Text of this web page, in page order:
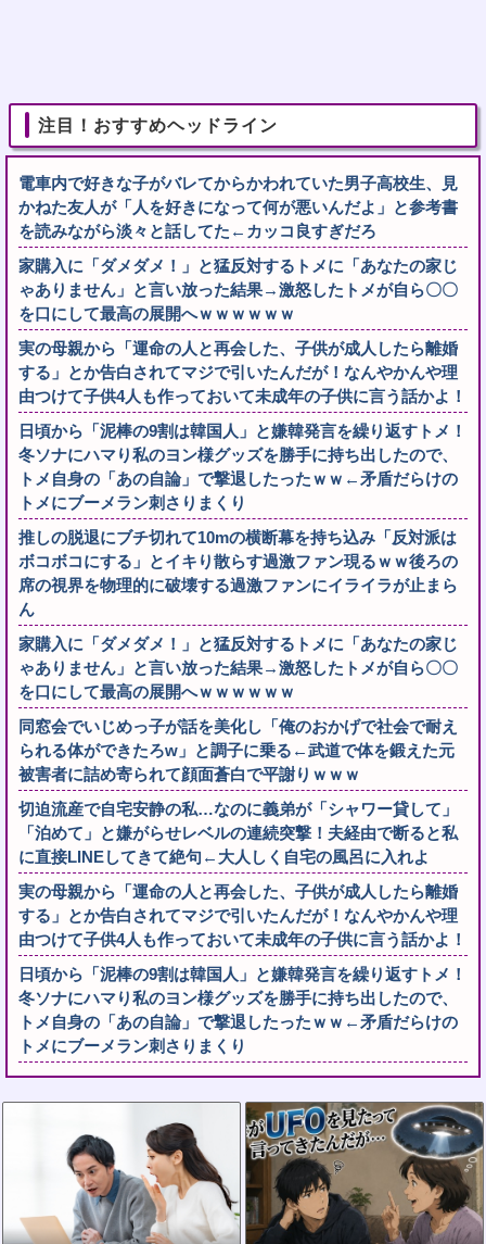
注目！おすすめヘッドライン
電車内で好きな子がバレてからかわれていた男子高校生、見
かねた友人が「人を好きになって何が悪いんだよ」と参考書
を読みながら淡々と話してた←カッコ良すぎだろ
家購入に「ダメダメ！」と猛反対するトメに「あなたの家じ
ゃありません」と言い放った結果→激怒したトメが自ら〇〇
を口にして最高の展開へｗｗｗｗｗｗ
実の母親から「運命の人と再会した、子供が成人したら離婚
する」とか告白されてマジで引いたんだが！なんやかんや理
由つけて子供4人も作っておいて未成年の子供に言う話かよ！
日頃から「泥棒の9割は韓国人」と嫌韓発言を繰り返すトメ！
冬ソナにハマり私のヨン様グッズを勝手に持ち出したので、
トメ自身の「あの自論」で撃退したったｗｗ←矛盾だらけの
トメにブーメラン刺さりまくり
推しの脱退にブチ切れて10mの横断幕を持ち込み「反対派は
ボコボコにする」とイキり散らす過激ファン現るｗｗ後ろの
席の視界を物理的に破壊する過激ファンにイライラが止まら
ん
家購入に「ダメダメ！」と猛反対するトメに「あなたの家じ
ゃありません」と言い放った結果→激怒したトメが自ら〇〇
を口にして最高の展開へｗｗｗｗｗｗ
同窓会でいじめっ子が話を美化し「俺のおかげで社会で耐え
られる体ができたろw」と調子に乗る←武道で体を鍛えた元
被害者に詰め寄られて顔面蒼白で平謝りｗｗｗ
切迫流産で自宅安静の私…なのに義弟が「シャワー貸して」
「泊めて」と嫌がらせレベルの連続突撃！夫経由で断ると私
に直接LINEしてきて絶句←大人しく自宅の風呂に入れよ
実の母親から「運命の人と再会した、子供が成人したら離婚
する」とか告白されてマジで引いたんだが！なんやかんや理
由つけて子供4人も作っておいて未成年の子供に言う話かよ！
日頃から「泥棒の9割は韓国人」と嫌韓発言を繰り返すトメ！
冬ソナにハマり私のヨン様グッズを勝手に持ち出したので、
トメ自身の「あの自論」で撃退したったｗｗ←矛盾だらけの
トメにブーメラン刺さりまくり